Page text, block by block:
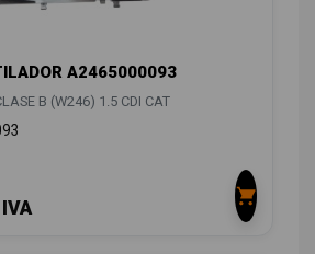
A2465000093
B (W246) 1.5 CDI CAT